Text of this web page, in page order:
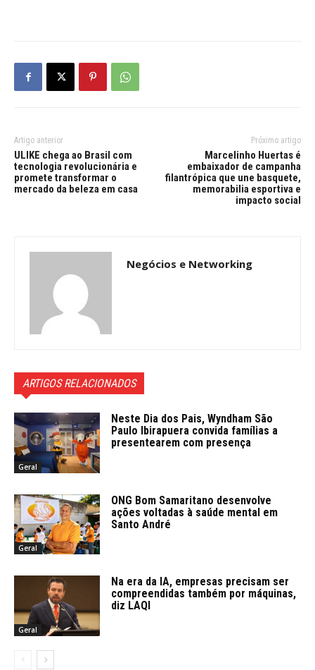
Artigo anterior
ULIKE chega ao Brasil com
tecnologia revolucionária e
promete transformar o
mercado da beleza em casa
Próximo artigo
Marcelinho Huertas é
embaixador de campanha
filantrópica que une basquete,
memorabilia esportiva e
impacto social
Negócios e Networking
ARTIGOS RELACIONADOS
Geral
Neste Dia dos Pais, Wyndham São
Paulo Ibirapuera convida famílias a
presentearem com presença
Geral
ONG Bom Samaritano desenvolve
ações voltadas à saúde mental em
Santo André
Geral
Na era da IA, empresas precisam ser
compreendidas também por máquinas,
diz LAQI